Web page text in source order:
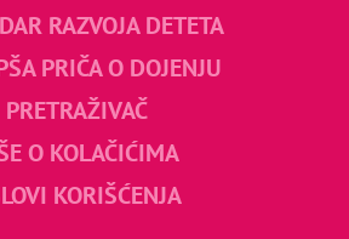
RAZVOJA DETETA
PRIČA O DOJENJU
PRETRAŽIVAČ
O KOLAČIĆIMA
KORIŠĆENJA